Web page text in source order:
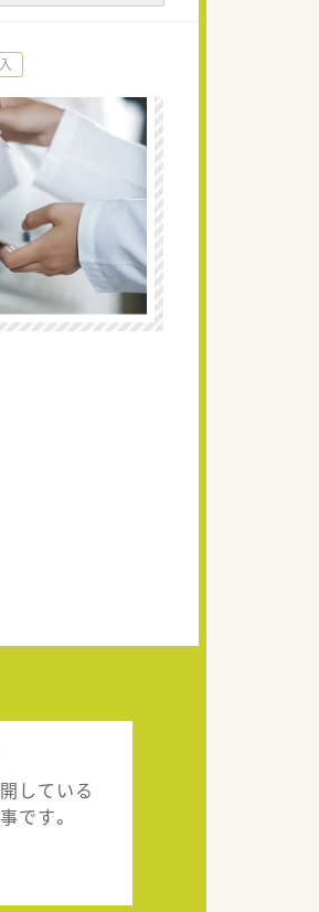
している
です。